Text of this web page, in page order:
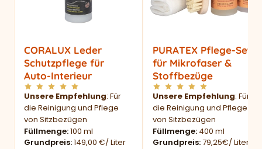
CORALUX Leder
Schutzpflege für
Auto-Interieur
Unsere Empfehlung: Für
die Reinigung und Pflege
von Sitzbezügen
Füllmenge 100 ml
Grundpreis 149,00 €/ Liter
PURATEX Pflege-Set
für Mikrofaser &
Stoffbezüge
Unsere Empfehlung: Für
die Reinigung und Pflege
von Sitzbezügen
Füllmenge 400 ml
Grundpreis 79,25€/ Liter